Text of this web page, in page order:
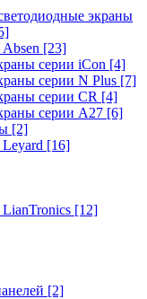
экраны
[23]
серии iCon [4]
серии N Plus [7]
серии CR [4]
серии А27 [6]
[2]
[16]
[12]
[2]